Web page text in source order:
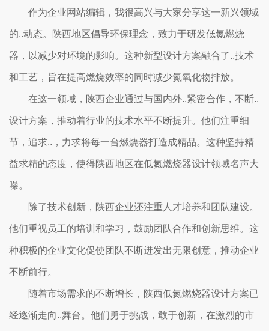
作为企业网站编辑，我很高兴与大家分享这一新兴领域
的..动态。陕西地区倡导环保理念，致力于研发低氮燃烧
器，以减少对环境的影响。这种新型设计方案融合了..技术
和工艺，旨在提高燃烧效率的同时减少氮氧化物排放。
在这一领域，陕西企业通过与国内外..紧密合作，不断..
设计方案，推动着行业的技术水平不断提升。他们注重细
节，追求..，力求将每一台燃烧器打造成精品。这种坚持精
益求精的态度，使得陕西地区在低氮燃烧器设计领域名声大
噪。
除了技术创新，陕西企业还注重人才培养和团队建设。
他们重视员工的培训和学习，鼓励团队合作和创新思维。这
种积极的企业文化促使团队不断迸发出无限创意，推动企业
不断前行。
随着市场需求的不断增长，陕西低氮燃烧器设计方案已
经逐渐走向..舞台。他们勇于挑战，敢于创新，在激烈的市